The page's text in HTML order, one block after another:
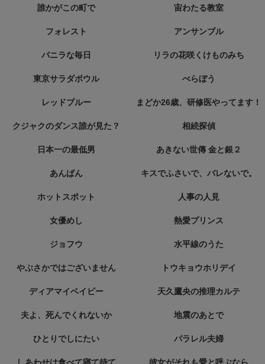
誰かがこの町で 宙わたる教室
フォレスト アンサンブル
バニラな毎日 リラの花咲くけものみち
東京サラダボウル べらぼう
レッドブルー まどか26歳、研修医やってます！
クジャクのダンス誰が見た？ 相続探偵
日本一の最低男 あきない世傳 金と銀２
あんぱん キスでふさいで、バレないで。
ホットスポット 人事の人見
女優めし 熱愛プリンス
ジョフウ 水平線のうた
やぶさかではございません トウキョウホリデイ
ディアマイベイビー 天久鷹央の推理カルテ
夫よ、死んでくれないか 地震のあとで
ひとりでしにたい パラレル夫婦